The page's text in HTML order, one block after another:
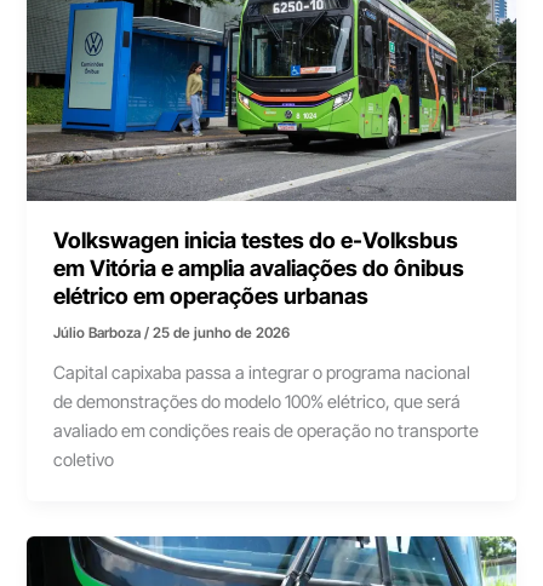
Volkswagen inicia testes do e-Volksbus
em Vitória e amplia avaliações do ônibus
elétrico em operações urbanas
Júlio Barboza/25 de junho de 2026
Capital capixaba passa a integrar o programa nacional
de demonstrações do modelo 100% elétrico, que será
avaliado em condições reais de operação no transporte
coletivo